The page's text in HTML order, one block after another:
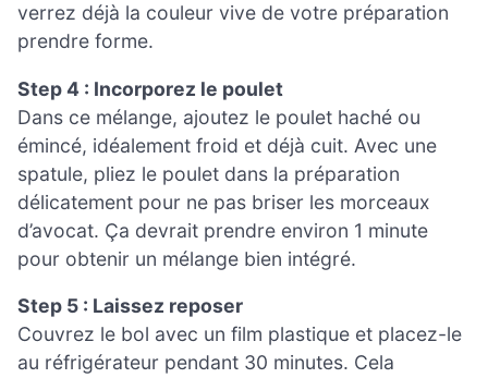
verrez déjà la couleur vive de votre préparation
prendre forme.
Step 4 : Incorporez le poulet
Dans ce mélange, ajoutez le poulet haché ou
émincé, idéalement froid et déjà cuit. Avec une
spatule, pliez le poulet dans la préparation
délicatement pour ne pas briser les morceaux
d’avocat. Ça devrait prendre environ 1 minute
pour obtenir un mélange bien intégré.
Step 5 : Laissez reposer
Couvrez le bol avec un film plastique et placez-le
au réfrigérateur pendant 30 minutes. Cela